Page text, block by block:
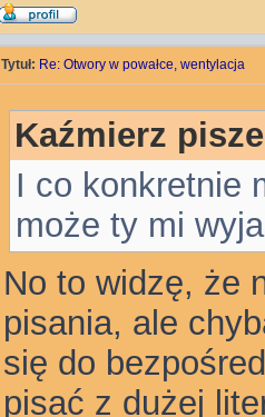
Tytuł: Re: Otwory w powałce, wentylacja
Kaźmierz
I co konkretnie
może ty mi
No to widzę, że
pisania, ale
się do
pisać z dużej